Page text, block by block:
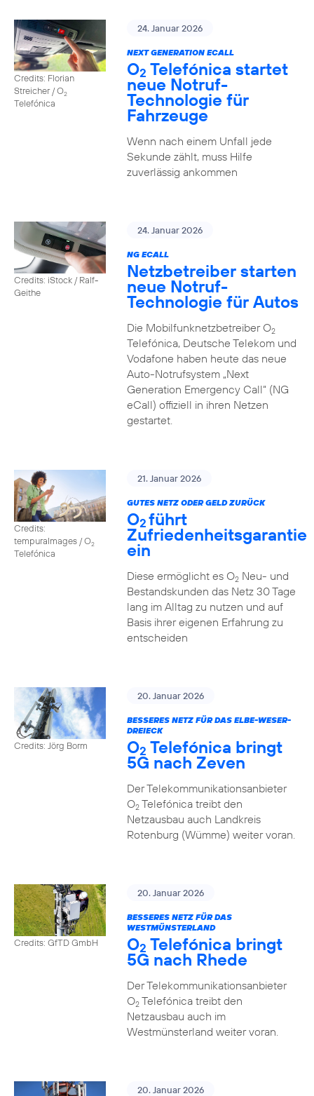
Credits: Florian
Streicher / O2
Telefónica
24. Januar 2026
NEXT GENERATION ECALL
O2 Telefónica startet
neue Notruf-
Technologie für
Fahrzeuge
Wenn nach einem Unfall jede
Sekunde zählt, muss Hilfe
zuverlässig ankommen
Credits: iStock / Ralf-
Geithe
24. Januar 2026
NG ECALL
Netzbetreiber starten
neue Notruf-
Technologie für Autos
Die Mobilfunknetzbetreiber O2
Telefónica, Deutsche Telekom und
Vodafone haben heute das neue
Auto-Notrufsystem „Next
Generation Emergency Call“ (NG
eCall) offiziell in ihren Netzen
gestartet.
Credits:
tempuraImages / O2
Telefónica
21. Januar 2026
GUTES NETZ ODER GELD ZURÜCK
O2führt
Zufriedenheitsgarantie
ein
Diese ermöglicht es O2Neu- und
Bestandskunden das Netz 30 Tage
lang im Alltag zu nutzen und auf
Basis ihrer eigenen Erfahrung zu
entscheiden
Credits: Jörg Borm
20. Januar 2026
BESSERES NETZ FÜR DAS ELBE-WESER-
DREIECK
O2 Telefónica bringt
5G nach Zeven
Der Telekommunikationsanbieter
O2Telefónica treibt den
Netzausbau auch Landkreis
Rotenburg (Wümme) weiter voran.
Credits: GfTD GmbH
20. Januar 2026
BESSERES NETZ FÜR DAS
WESTMÜNSTERLAND
O2 Telefónica bringt
5G nach Rhede
Der Telekommunikationsanbieter
O2Telefónica treibt den
Netzausbau auch im
Westmünsterland weiter voran.
20. Januar 2026